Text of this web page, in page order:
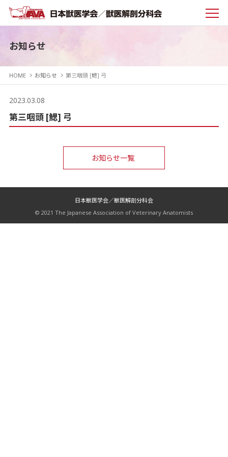
お知らせ
HOME お知らせ 第三咽頭 [鰓] 弓
2023.03.08
第三咽頭 [鰓] 弓
お知らせ一覧
日本獣医学会／獣医解剖分科会
© 2021 The Japanese Association of Veterinary Anatomists